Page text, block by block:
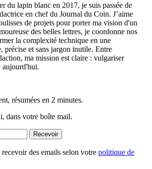
du lapin blanc en 2017, je suis passée de
en chef du Journal du Coin. J’aime
de projets pour porter ma vision d'un
des belles lettres, je coordonne nos
la complexité technique en une
précise et sans jargon inutile. Entre
ma mission est claire : vulgariser
aujourd'hui.
résumées en 2 minutes.
dans votre boîte mail.
Recevoir
des emails selon votre politique de